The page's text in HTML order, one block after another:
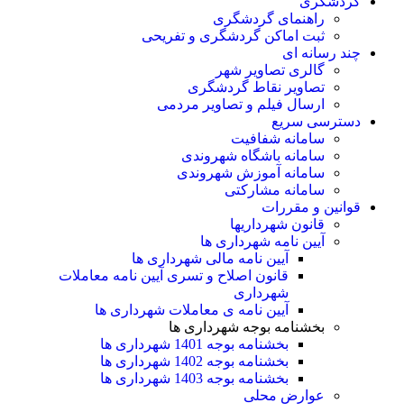
راهنمای گردشگری
ثبت اماکن گردشگری و تفریحی
چند رسانه ای
گالری تصاویر شهر
تصاویر نقاط گردشگری
ارسال فیلم و تصاویر مردمی
دسترسی سریع
سامانه شفافیت
سامانه باشگاه شهروندی
سامانه آموزش شهروندی
سامانه مشارکتی
قوانین و مقررات
قانون شهرداریها
آیین نامه شهرداری ها
آیین نامه مالی شهرداری ها
قانون اصلاح و تسری آیین نامه معاملات
شهرداری
آیین نامه ی معاملات شهرداری ها
بخشنامه بوجه شهرداری ها
بخشنامه بوجه 1401 شهرداری ها
بخشنامه بوجه 1402 شهرداری ها
بخشنامه بوجه 1403 شهرداری ها
عوارض محلی